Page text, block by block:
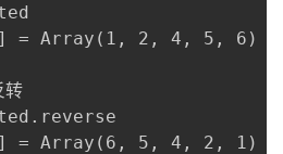
= Array(1, 2, 4, 5, 6)
= Array(6, 5, 4, 2, 1)